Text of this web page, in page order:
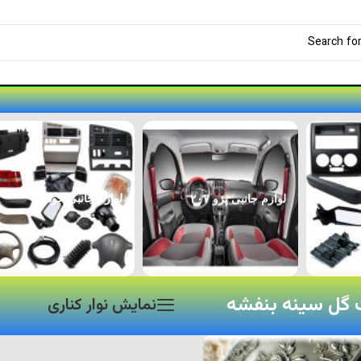
لوازم جانبی پژو ۲۰۷ لوازم جانبی خودرو
گل سینه بنفشه نمایش نوار کناری